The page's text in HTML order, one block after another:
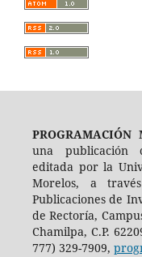
PROGRAMACIÓN
una publicación
editada por la
Morelos, a
Publicaciones de
de Rectoría,
Chamilpa, C.P.
777) 329-7909,